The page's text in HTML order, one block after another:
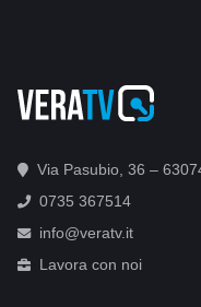
Via Pasubio, 36 –
0735 367514
info@veratv.it
Lavora con noi